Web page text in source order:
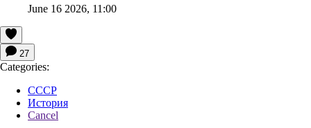
June 16 2026, 11:00
27
Categories:
СССР
История
Cancel